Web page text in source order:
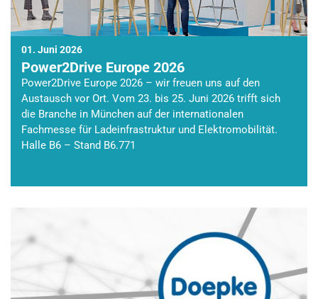
01. Juni 2026
Power2Drive Europe 2026
Power2Drive Europe 2026 – wir freuen uns auf den
Austausch vor Ort. Vom 23. bis 25. Juni 2026 trifft sich
die Branche in München auf der internationalen
Fachmesse für Ladeinfrastruktur und Elektromobilität.
Halle B6 – Stand B6.771